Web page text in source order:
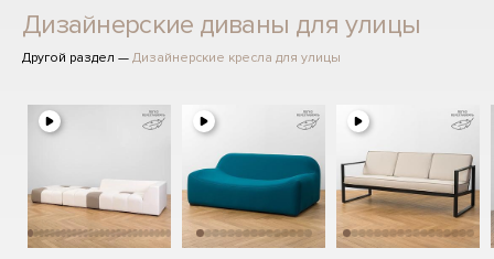
Дизайнерские диваны для улицы
Другой раздел — Дизайнерские кресла для улицы